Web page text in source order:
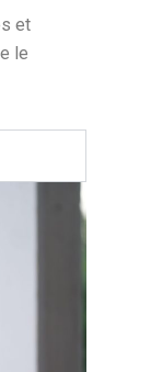
et
le